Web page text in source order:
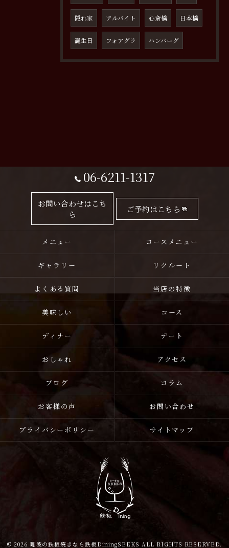
隠れ家 アルバイト 心斎橋 日本橋
誕生日 フォアグラ ハンバーグ
06-6211-1317
お問い合わせはこち
ら
ご予約はこちら
メニュー コースメニュー
ギャラリー リクルート
よくある質問 当店の特徴
美味しい コース
ディナー デート
おしゃれ アクセス
ブログ コラム
お客様の声 お問い合わせ
プライバシーポリシー サイトマップ
© 2026 難波の鉄板焼きなら鉄板DiningSEEKS ALL RIGHTS RESERVED.